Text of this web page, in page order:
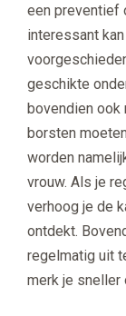
een preventief
interessant
geschikte
bovendien ook
borsten
worden
vrouw. Als je
verhoog je de
ontdekt.
regelmatig uit
merk je sneller